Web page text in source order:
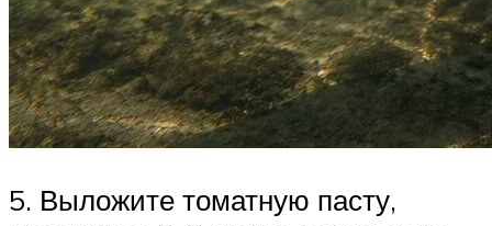
5. Выложите томатную пасту,